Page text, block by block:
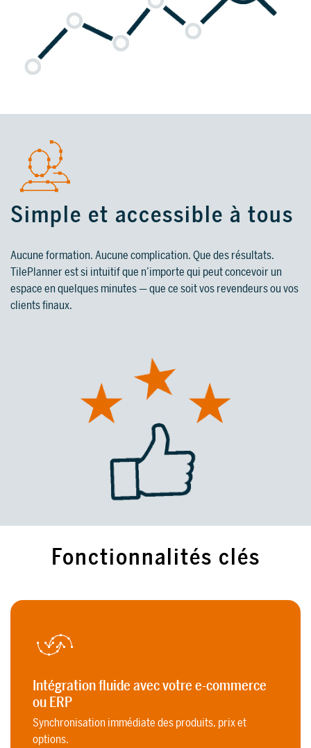
Simple et accessible à tous
Aucune formation. Aucune complication. Que des résultats.
TilePlanner est si intuitif que n’importe qui peut concevoir un
espace en quelques minutes — que ce soit vos revendeurs ou vos
clients finaux.
Fonctionnalités clés
Intégration fluide avec votre e-commerce
ou ERP
Synchronisation immédiate des produits, prix et
options.